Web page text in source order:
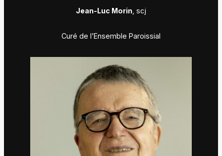
Jean-Luc Morin , scj
Curé de l’Ensemble Paroissial